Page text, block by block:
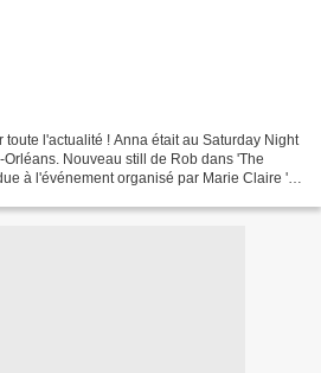
toute l'actualité ! Anna était au Saturday Night
Nouveau still de Rob dans 'The
à l'événement organisé par Marie Claire '